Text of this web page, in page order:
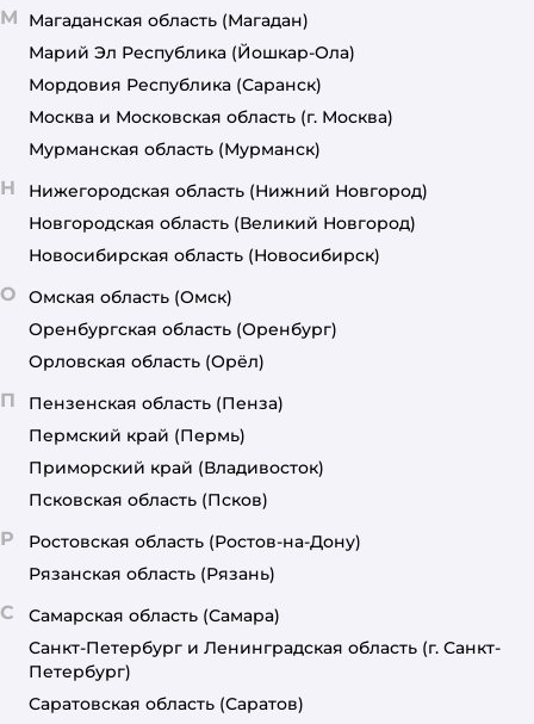
М Магаданская область (Магадан)
Марий Эл Республика (Йошкар-Ола)
Мордовия Республика (Саранск)
Москва и Московская область (г. Москва)
Мурманская область (Мурманск)
Н Нижегородская область (Нижний Новгород)
Новгородская область (Великий Новгород)
Новосибирская область (Новосибирск)
О Омская область (Омск)
Оренбургская область (Оренбург)
Орловская область (Орёл)
П Пензенская область (Пенза)
Пермский край (Пермь)
Приморский край (Владивосток)
Псковская область (Псков)
Р Ростовская область (Ростов-на-Дону)
Рязанская область (Рязань)
С Самарская область (Самара)
Санкт-Петербург и Ленинградская область (г. Санкт-
Петербург)
Саратовская область (Саратов)